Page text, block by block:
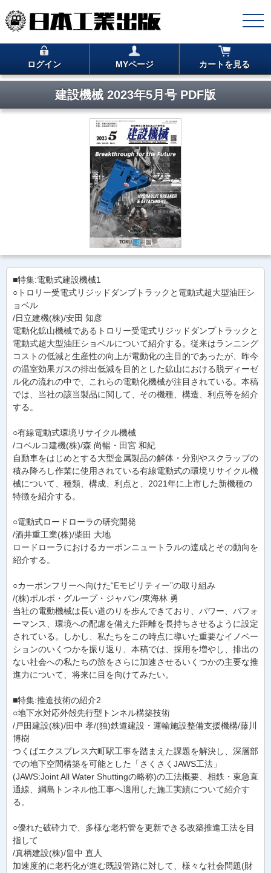
ログイン MYページ カートを見る
建設機械 2023年5月号 PDF版
■特集:電動式建設機械1
○トロリー受電式リジッドダンプトラックと電動式超大型油圧シ
ョベル
/日立建機(株)/安田 知彦
電動化鉱山機械であるトロリー受電式リジッドダンプトラックと
電動式超大型油圧ショベルについて紹介する。従来はランニング
コストの低減と生産性の向上が電動化の主目的であったが、昨今
の温室効果ガスの排出低減を目的とした鉱山における脱ディーゼ
ル化の流れの中で、これらの電動化機械が注目されている。本稿
では、当社の該当製品に関して、その機種、構造、利点等を紹介
する。
○有線電動式環境リサイクル機械
/コベルコ建機(株)/森 尚暢・田宮 和紀
自動車をはじめとする大型金属製品の解体・分別やスクラップの
積み降ろし作業に使用されている有線電動式の環境リサイクル機
械について、種類、構成、利点と、2021年に上市した新機種の
特徴を紹介する。
○電動式ロードローラの研究開発
/酒井重工業(株)/柴田 大地
ロードローラにおけるカーボンニュートラルの達成とその動向を
紹介する。
○カーボンフリーへ向けた“Eモビリティー”の取り組み
/(株)ボルボ・グループ・ジャパン/東海林 勇
当社の電動機械は長い道のりを歩んできており、パワー、パフォ
ーマンス、環境への配慮を備えた距離を長持ちさせるように設定
されている。しかし、私たちをこの時点に導いた重要なイノベー
ションのいくつかを振り返り、本稿では、採用を増やし、排出の
ない社会への私たちの旅をさらに加速させるいくつかの主要な推
進力について、将来に目を向けてみたい。
■特集:推進技術の紹介2
○地下水対応外殻先行型トンネル構築技術
/戸田建設(株)/田中 孝/(独)鉄道建設・運輸施設整備支援機構/藤川
博樹
つくばエクスプレス六町駅工事を踏まえた課題を解決し、深層部
での地下空間構築を可能とした「さくさくJAWS工法」
(JAWS:Joint All Water Shuttingの略称)の工法概要、相鉄・東急直
通線、綱島トンネル他工事へ適用した施工実績について紹介す
る。
○優れた破砕力で、多様な老朽管を更新できる改築推進工法を目
指して
/真柄建設(株)/畠中 直人
加速度的に老朽化が進む既設管路に対して、様々な社会問題(財